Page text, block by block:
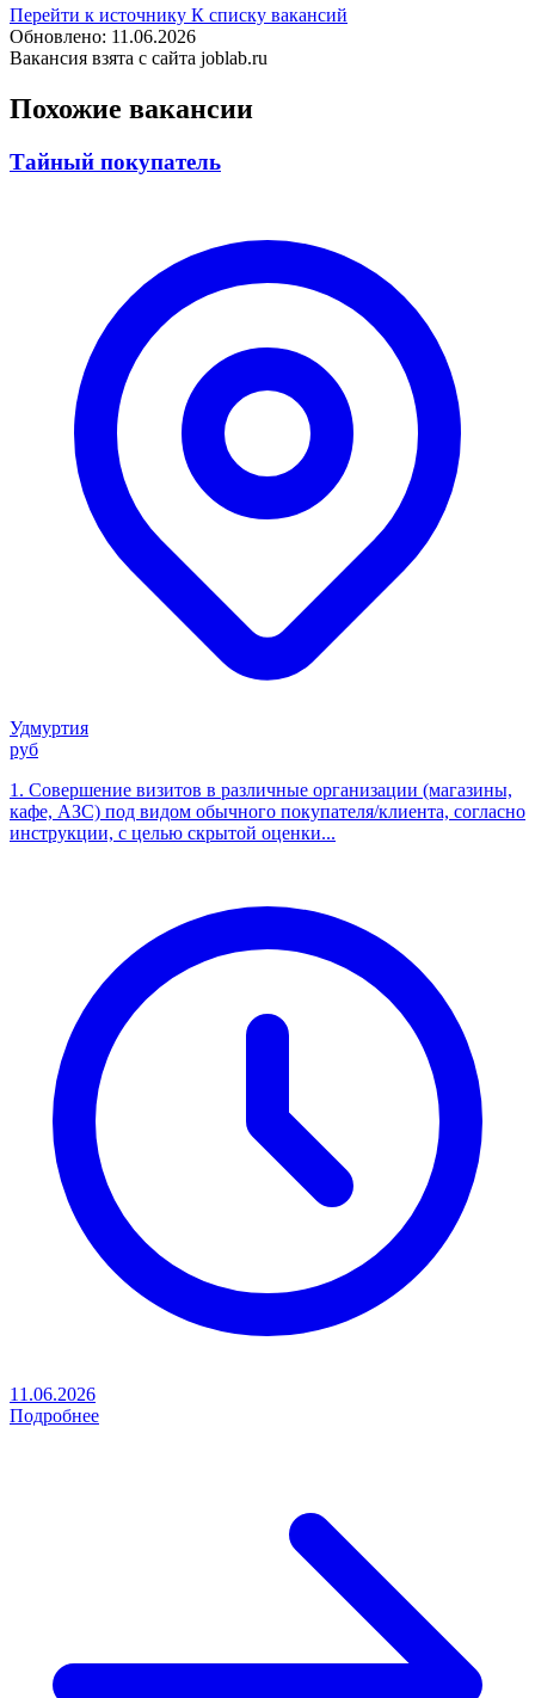
Перейти к источнику К списку вакансий
Обновлено: 11.06.2026
Вакансия взята с сайта joblab.ru
Похожие вакансии
Тайный покупатель
Удмуртия
руб
1. Совершение визитов в различные организации (магазины,
кафе, АЗС) под видом обычного покупателя/клиента, согласно
инструкции, с целью скрытой оценки...
11.06.2026
Подробнее